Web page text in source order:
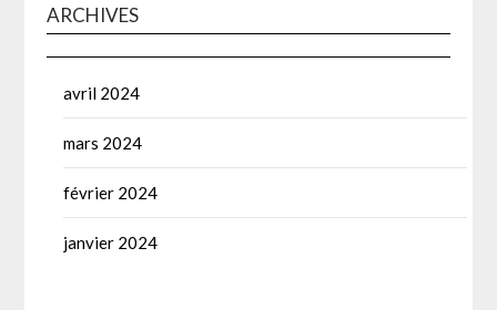
ARCHIVES
avril 2024
mars 2024
février 2024
janvier 2024